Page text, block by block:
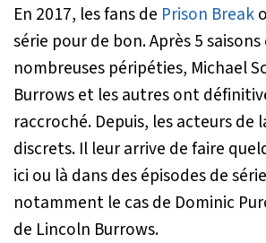
En 2017, les fans de Prison Break
série pour de bon. Après 5
nombreuses péripéties, Michael
Burrows et les autres ont
raccroché. Depuis, les acteurs de
discrets. Il leur arrive de faire
ici ou là dans des épisodes de
notamment le cas de Dominic
de Lincoln Burrows.